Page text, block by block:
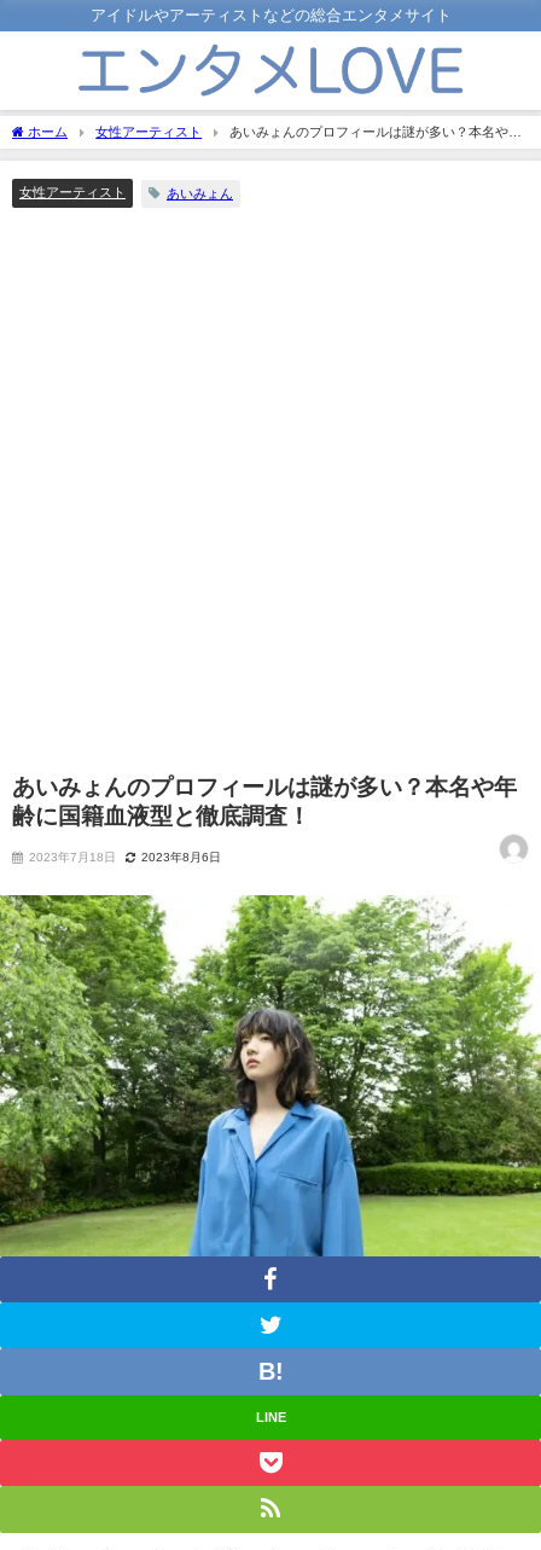
アイドルやアーティストなどの総合エンタメサイト
ホーム 女性アーティスト
あいみょんのプロフィールは謎が多い？本名や年
齢に国籍血液型と徹底調査！
女性アーティスト あいみょん
あいみょんのプロフィールは謎が多い？本名や年
齢に国籍血液型と徹底調査！
2023年7月18日 2023年8月6日
LINE